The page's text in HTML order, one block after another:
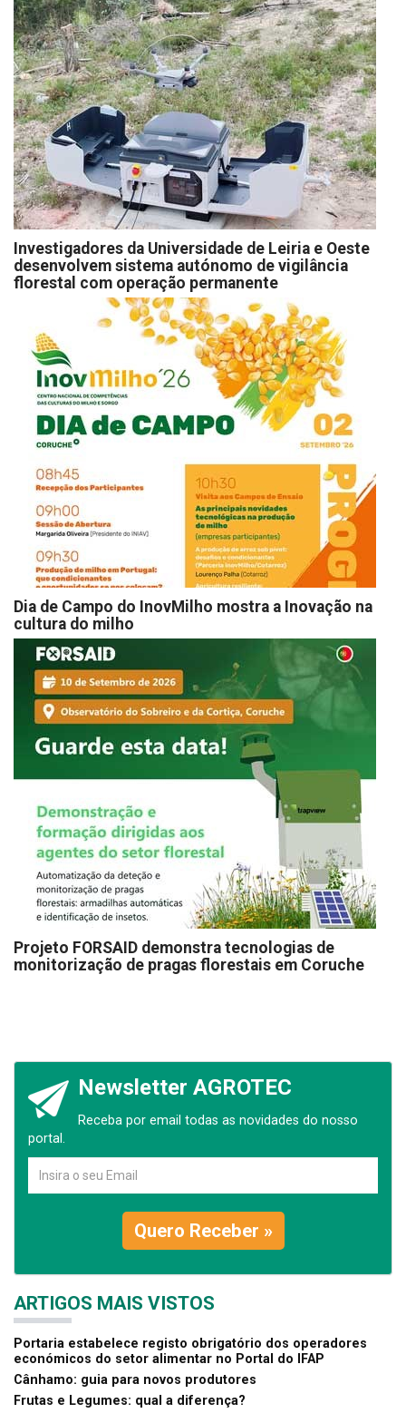
Investigadores da Universidade de Leiria e Oeste
desenvolvem sistema autónomo de vigilância
florestal com operação permanente
Dia de Campo do InovMilho mostra a Inovação na
cultura do milho
Projeto FORSAID demonstra tecnologias de
monitorização de pragas florestais em Coruche
Newsletter AGROTEC
Receba por email todas as novidades do nosso
portal.
Quero Receber »
ARTIGOS MAIS VISTOS
Portaria estabelece registo obrigatório dos operadores
económicos do setor alimentar no Portal do IFAP
Cânhamo: guia para novos produtores
Frutas e Legumes: qual a diferença?